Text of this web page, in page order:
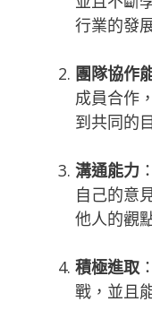
行業的發
團隊協作
成員合作
到共同的
溝通能力
自己的意
他人的觀
積極進取
戰，並且